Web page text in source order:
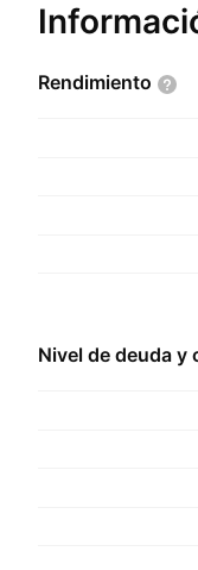
Rendimiento
Nivel de deuda y